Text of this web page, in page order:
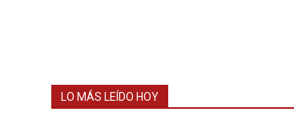
LO MÁS LEÍDO HOY